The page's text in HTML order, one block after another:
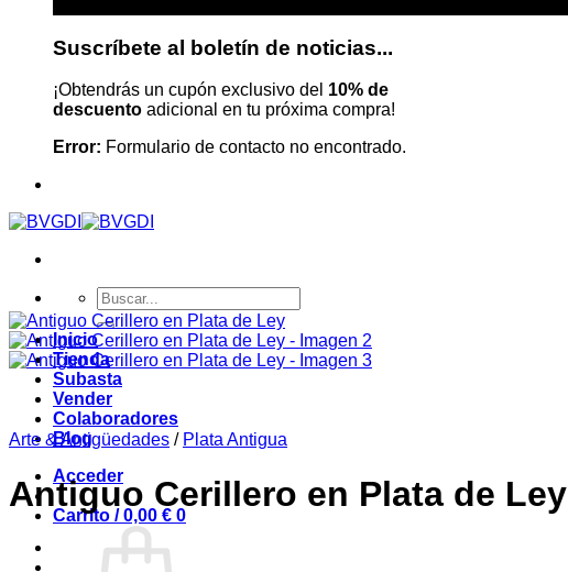
Suscríbete al boletín de noticias...
¡Obtendrás un cupón exclusivo del 10% de
descuento adicional en tu próxima compra!
Error: Formulario de contacto no encontrado.
Buscar
por:
Inicio
Tienda
Subasta
Vender
Colaboradores
Blog
Acceder
Carrito /0,00 € 0
Arte & Antigüedades / Plata Antigua
Antiguo Cerillero en Plata de Ley